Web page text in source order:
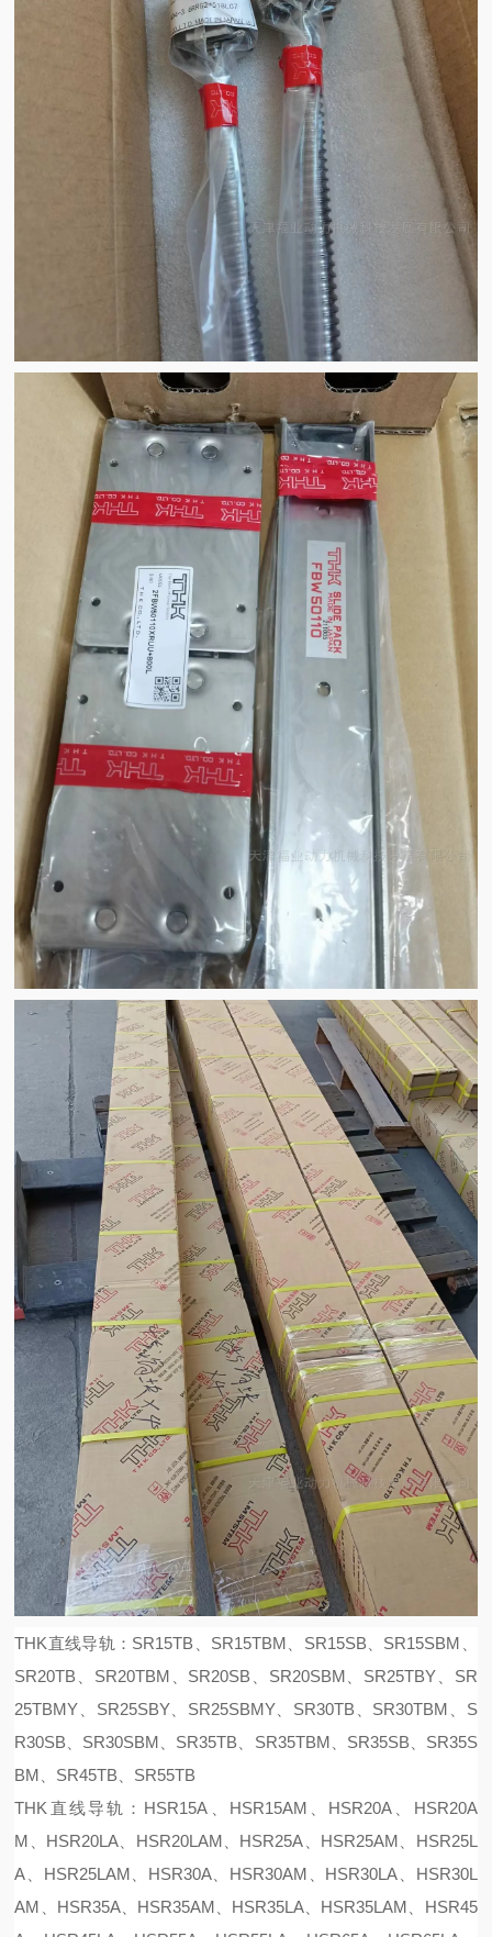
THK直线导轨：SR15TB、SR15TBM、SR15SB、SR15SBM、
SR20TB、SR20TBM、SR20SB、SR20SBM、SR25TBY、SR
25TBMY、SR25SBY、SR25SBMY、SR30TB、SR30TBM、S
R30SB、SR30SBM、SR35TB、SR35TBM、SR35SB、SR35S
BM、SR45TB、SR55TB
THK直线导轨：HSR15A、HSR15AM、HSR20A、HSR20A
M、HSR20LA、HSR20LAM、HSR25A、HSR25AM、HSR25L
A、HSR25LAM、HSR30A、HSR30AM、HSR30LA、HSR30L
AM、HSR35A、HSR35AM、HSR35LA、HSR35LAM、HSR45